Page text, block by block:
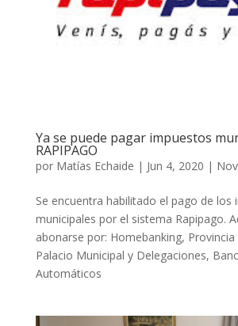
Ya se puede pagar impuestos
RAPIPAGO
por Matías Echaide | Jun 4, 2020 |
Se encuentra habilitado el pago de los
municipales por el sistema Rapipago.
abonarse por: Homebanking,
Palacio Municipal y Delegaciones,
Automáticos